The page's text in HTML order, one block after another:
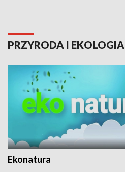
PRZYRODA I EKOLOGIA
Ekonatura